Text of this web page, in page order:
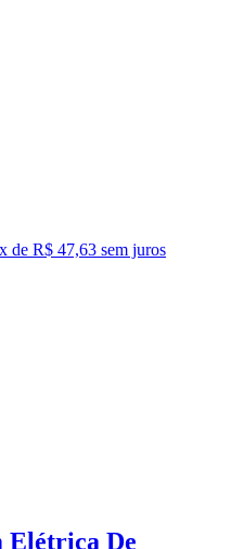
x de R$ 47,63 sem juros
Elétrica De